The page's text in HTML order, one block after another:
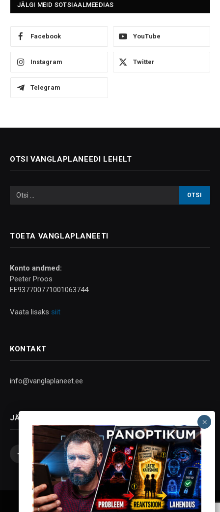
JÄLGI MEID SOTSIAALMEEDIAS
Facebook YouTube
Instagram Twitter
Telegram
OTSI VANGLAPLANEEDI LEHELT
TOETA VANGLAPLANEETI
Konto andmed:
Peeter Proos
EE937700771001063744
Vaata lisaks siit
KONTAKT
info@vanglaplaneet.ee
JÄLGI SOTSIAALMEEDIAS
Facebook
X
(Twitter)
InstagramYouTubeTelegram